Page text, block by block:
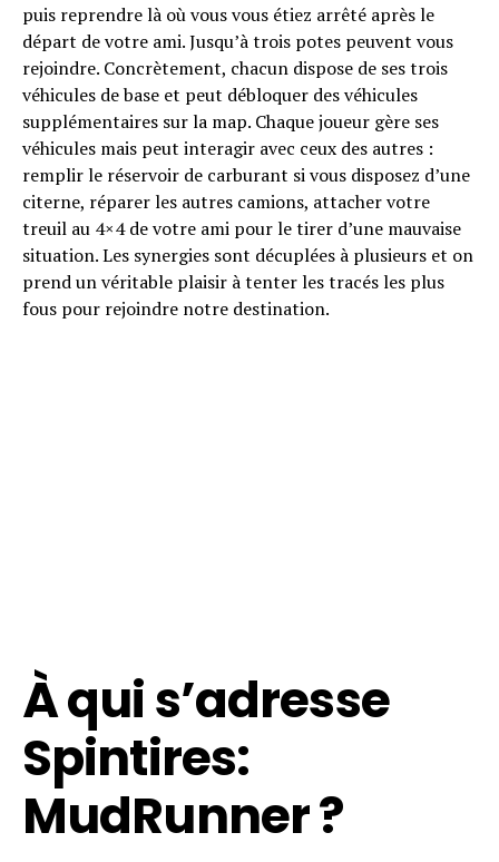
puis reprendre là où vous vous étiez arrêté après le
départ de votre ami. Jusqu’à trois potes peuvent vous
rejoindre. Concrètement, chacun dispose de ses trois
véhicules de base et peut débloquer des véhicules
supplémentaires sur la map. Chaque joueur gère ses
véhicules mais peut interagir avec ceux des autres :
remplir le réservoir de carburant si vous disposez d’une
citerne, réparer les autres camions, attacher votre
treuil au 4×4 de votre ami pour le tirer d’une mauvaise
situation. Les synergies sont décuplées à plusieurs et on
prend un véritable plaisir à tenter les tracés les plus
fous pour rejoindre notre destination.
À qui s’adresse
Spintires:
MudRunner ?